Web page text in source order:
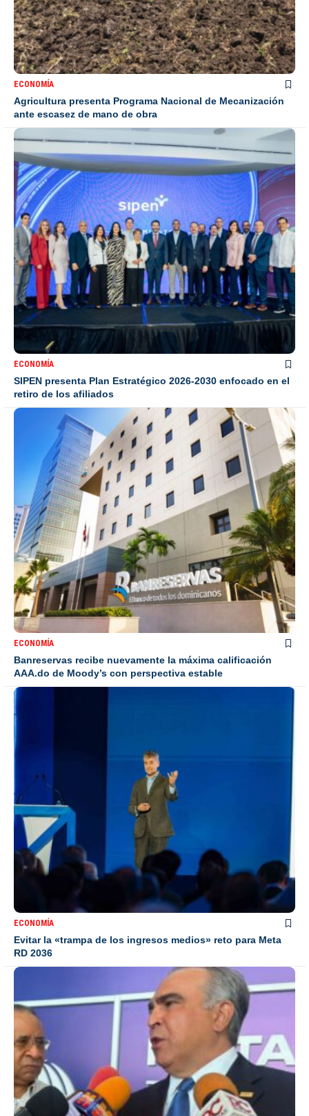
ECONOMÍA
Agricultura presenta Programa Nacional de Mecanización
ante escasez de mano de obra
ECONOMÍA
SIPEN presenta Plan Estratégico 2026-2030 enfocado en el
retiro de los afiliados
ECONOMÍA
Banreservas recibe nuevamente la máxima calificación
AAA.do de Moody’s con perspectiva estable
ECONOMÍA
Evitar la «trampa de los ingresos medios» reto para Meta
RD 2036